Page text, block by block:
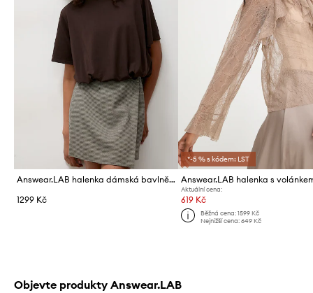
Answear.LAB halenka dámská bavlněná s elastanem
1299 Kč
*-5 % s kódem: LST
Aktuální cena:
619 Kč
Běžná cena: 1599 Kč
Nejnižší cena: 649 Kč
Objevte produkty Answear.LAB